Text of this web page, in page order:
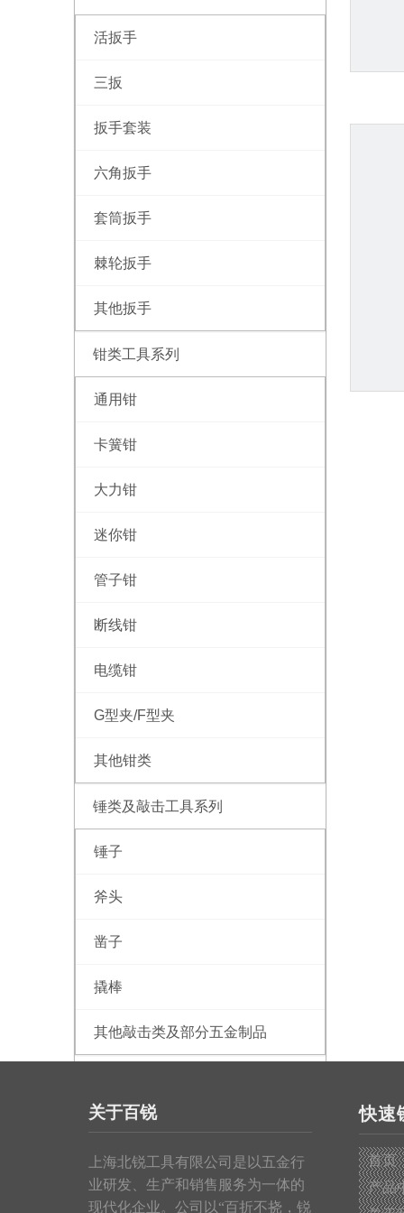
活扳手
三扳
扳手套装
六角扳手
套筒扳手
棘轮扳手
其他扳手
钳类工具系列
通用钳
卡簧钳
大力钳
迷你钳
管子钳
断线钳
电缆钳
G型夹/F型夹
其他钳类
锤类及敲击工具系列
锤子
斧头
凿子
撬棒
其他敲击类及部分五金制品
钢卷尺
皮卷尺
关于百锐
上海北锐工具有限公司是以五金行
业研发、生产和销售服务为一体的
现代化企业。公司以“百折不挠，锐
快速
首页
产品